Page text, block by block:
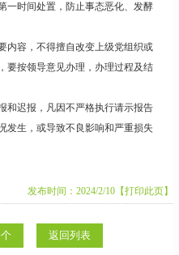
一时间处置，防止事态恶化、发酵
内容，不得擅自改变上级党组织或
要按领导意见办理，办理过程及结
和迟报，凡因不严格执行请示报告
发生，或导致不良影响和严重损失
发布时间：2024/2/10 【打印此页】
返回列表